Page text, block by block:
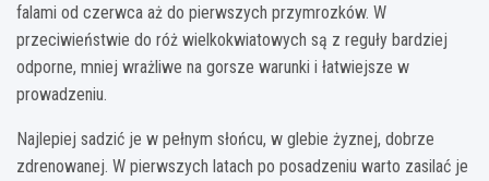
falami od czerwca aż do pierwszych przymrozków. W
przeciwieństwie do róż wielkokwiatowych są z reguły bardziej
odporne, mniej wrażliwe na gorsze warunki i łatwiejsze w
prowadzeniu.
Najlepiej sadzić je w pełnym słońcu, w glebie żyznej, dobrze
zdrenowanej. W pierwszych latach po posadzeniu warto zasilać je